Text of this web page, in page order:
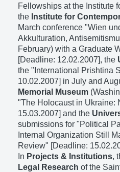
Fellowships at the Institute
the Institute for
March conference "Wien
Akkulturation,
February) with a Graduate
[Deadline: 12.02.2007], the
the "International Prishtina
10.02.2007] in July and
Memorial Museum
"The Holocaust in Ukraine:
15.03.2007] and the
submissions for "Political
Internal Organization Still
Review" [Deadline:
In Projects & Institutions,
Legal Research of the